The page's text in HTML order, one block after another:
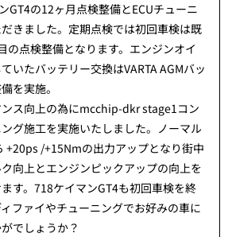
GT4の12ヶ月点検整備とECUチューニ
きました。定期点検では初回車検は既
の点検整備となります。エンジンオイ
いたバッテリー交換はVARTA AGMバッ
を実施。
ス向上の為にmcchip-dkr stage1コン
グ施工を実施いたしました。ノーマル
+20ps /+15Nmの出力アップとなり街中
向上とエンジンピックアップの向上を
す。718ケイマンGT4も初回車検を終
ファイやチューニングでお好みの車に
でしょうか？